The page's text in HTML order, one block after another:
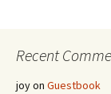
Recent
joyon Guestbook